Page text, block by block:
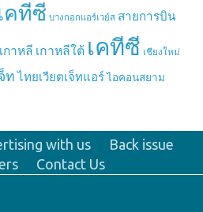
คทีซี บางกอกแอร์เวย์ส สายการบิน
เกาหลี เกาหลีใต้ เคทีซี เชียงใหม่
ท ไทยเวียตเจ็ทแอร์ ไอคอนสยาม
with us
Back issue
Contact Us